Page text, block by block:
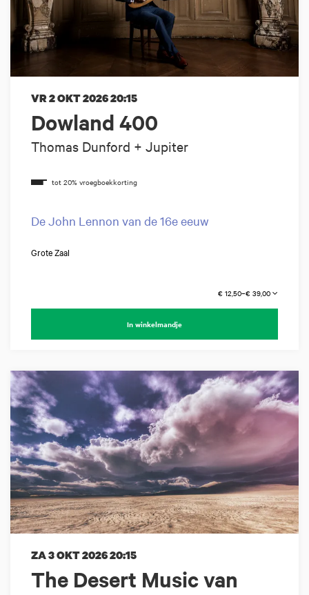
Dowland 400
Thomas Dunford + Jupiter
VR 2 OKT 202620:15
De John Lennon van de 16e eeuw
Grote Zaal
€ 12,50–€ 39,00
In winkelmandje
The Desert Music van
ZA 3 OKT 202620:15